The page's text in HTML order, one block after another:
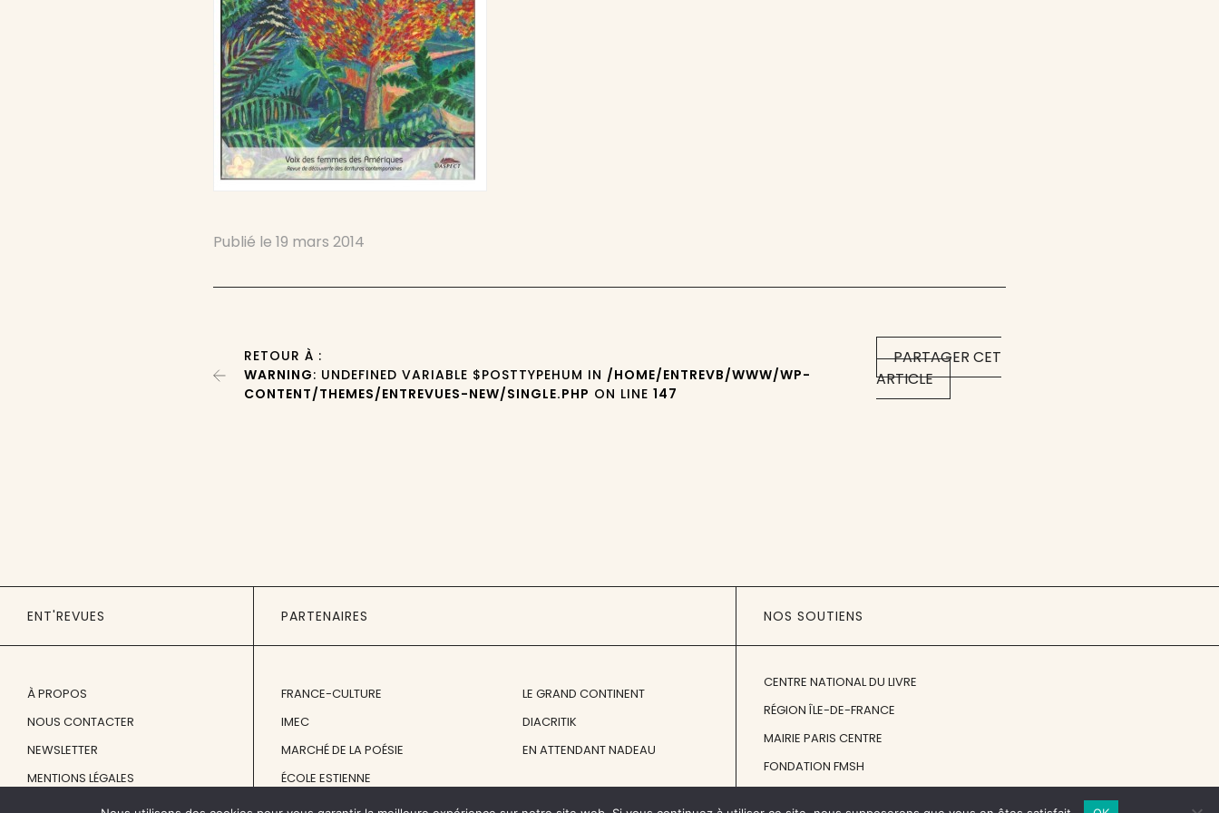
Publié le19 mars 2014
PARTAGER CET
ARTICLE
RETOUR À :
WARNING: UNDEFINED VARIABLE $POSTTYPEHUM IN /HOME/ENTREVB/WWW/WP-
CONTENT/THEMES/ENTREVUES-NEW/SINGLE.PHP ON LINE147
ENT'REVUES
À PROPOS
NOUS CONTACTER
NEWSLETTER
MENTIONS LÉGALES
PARTENAIRES
FRANCE-CULTURE
IMEC
MARCHÉ DE LA POÉSIE
ÉCOLE ESTIENNE
LE GRAND CONTINENT
DIACRITIK
EN ATTENDANT NADEAU
NOS SOUTIENS
CENTRE NATIONAL DU LIVRE
RÉGION ÎLE-DE-FRANCE
MAIRIE PARIS CENTRE
FONDATION FMSH